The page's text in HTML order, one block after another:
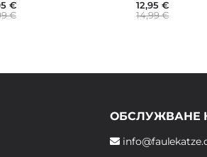
€
€
12,95 €
14,99 €
ОБСЛУЖВАНЕ